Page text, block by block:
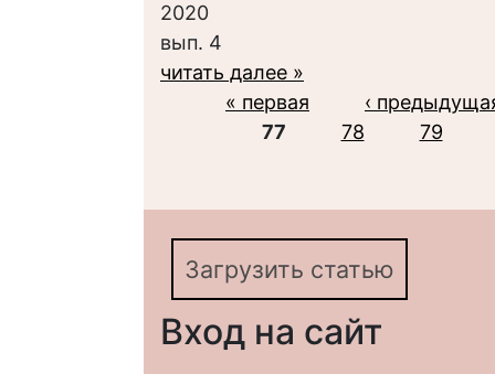
2020
вып. 4
читать далее »
Страницы
« первая
‹
77
78 79
Загрузить статью
Вход на сайт